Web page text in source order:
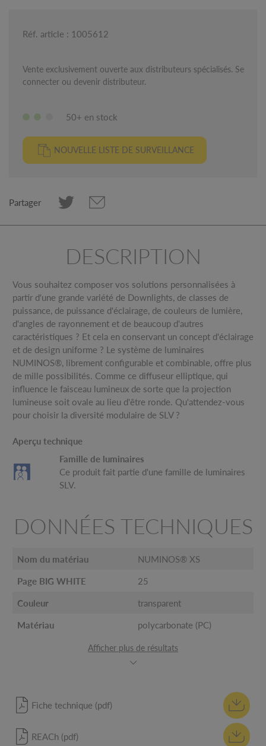
Réf. article : 1005612
Vente exclusivement ouverte aux distributeurs spécialisés. Se
connecter ou devenir distributeur.
50+ en stock
NOUVELLE LISTE DE SURVEILLANCE
Partager
DESCRIPTION
Vous souhaitez composer vos solutions personnalisées à
partir d'une grande variété de Downlights, de classes de
puissance, de puissance d'éclairage, de couleurs de lumière,
d'angles de rayonnement et de beaucoup d'autres
caractéristiques ? Et cela en conservant un concept d'éclairage
et de design uniforme ? Le système de luminaires
NUMINOS®, librement configurable et combinable, offre plus
de mille possibilités. Comme ce diffuseur elliptique, qui
influence le faisceau lumineux de sorte que la projection
lumineuse soit ovale au lieu d'être ronde. Qu'attendez-vous
pour choisir la diversité modulaire de SLV ?
Aperçu technique
Famille de luminaires
Ce produit fait partie d'une famille de luminaires
SLV.
DONNÉES TECHNIQUES
Nom du matériau NUMINOS® XS
Page BIG WHITE 25
Couleur transparent
Matériau polycarbonate (PC)
Afficher plus de résultats
Fiche technique (pdf)
REACh (pdf)